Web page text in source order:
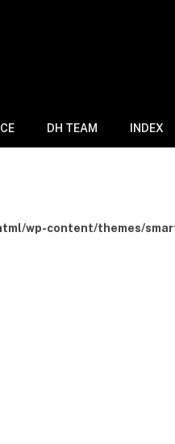
DH TEAM INDEX
wp-content/themes/